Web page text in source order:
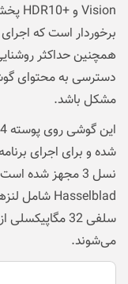
برخوردار است که
دسترسی به محتوای
مشکل باشد.
نسل 3 مجهز شده
سلفی 32
می‌شوند.